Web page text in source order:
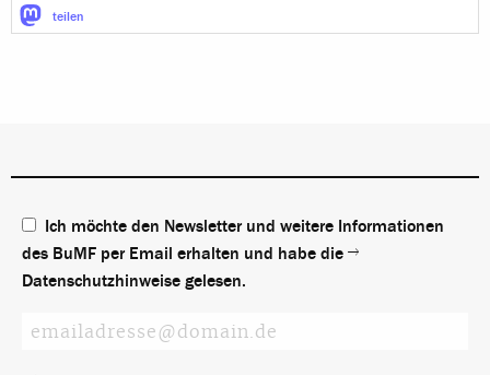
teilen
Ich möchte den Newsletter und weitere Informationen
des BuMF per Email erhalten und habe die
Datenschutzhinweise gelesen.